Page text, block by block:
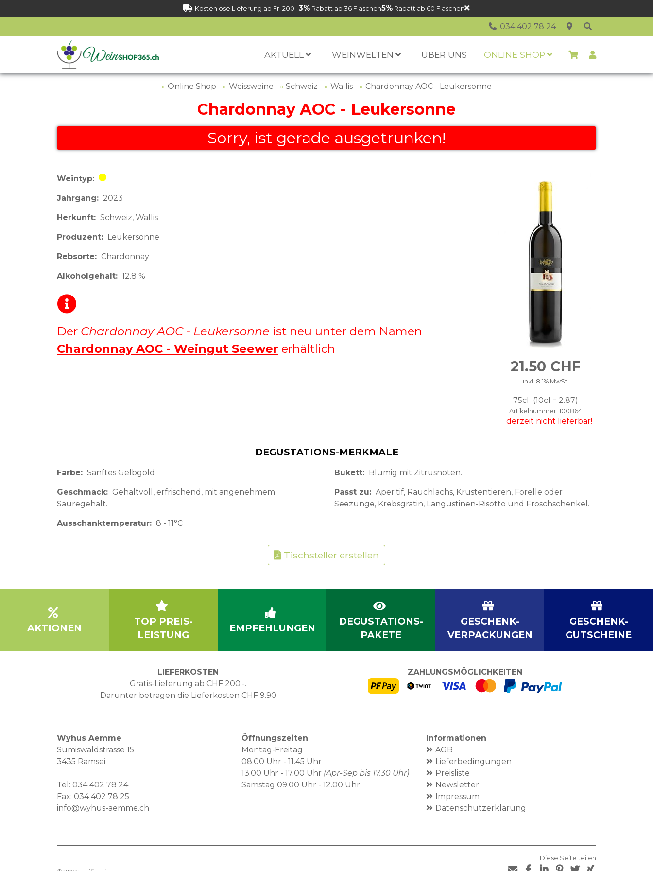
Kostenlose Lieferung ab Fr. 200.-3%Rabatt ab 36 Flaschen5%Rabatt ab 60 Flaschen
034 402 78 24
AKTUELL WEINWELTEN ÜBER UNS ONLINE SHOP
Online Shop Weissweine Schweiz Wallis Chardonnay AOC - Leukersonne
Chardonnay AOC - Leukersonne
21.50 CHF
inkl. 8.1% MwSt.
75cl 10cl = 2.87
Artikelnummer 100864
Weintyp Weisswein
Jahrgang 2023
Herkunft Schweiz Wallis
Produzent Leukersonne
Rebsorte Chardonnay
Alkoholgehalt 12.8 %
Der Chardonnay AOC - Leukersonne ist neu unter dem Namen
Chardonnay AOC - Weingut Seewer erhältlich
DEGUSTATIONS-MERKMALE
Farbe Sanftes Gelbgold Bukett Blumig mit Zitrusnoten.
Geschmack
Gehaltvoll, erfrischend, mit angenehmem
Säuregehalt.
Passt zu
Aperitif, Rauchlachs, Krustentieren, Forelle oder
Seezunge, Krebsgratin, Langustinen-Risotto und Froschschenkel.
Ausschanktemperatur 8 - 11°C
Tischsteller erstellen
AKTIONEN
TOP PREIS-
LEISTUNG
EMPFEHLUNGEN
DEGUSTATIONS-
PAKETE
GESCHENK-
VERPACKUNGEN
GESCHENK-
GUTSCHEINE
LIEFERKOSTEN
Gratis-Lieferung ab CHF 200.-.
Darunter betragen die Lieferkosten CHF 9.90
ZAHLUNGSMÖGLICHKEITEN
Wyhus Aemme
Sumiswaldstrasse 15
3435 Ramsei
Tel: 034 402 78 24
Fax: 034 402 78 25
info@wyhus-aemme.ch
Öffnungszeiten
Montag-Freitag
08.00 Uhr - 11.45 Uhr
13.00 Uhr - 17.00 Uhr (Apr-Sep bis 17.30 Uhr)
Samstag 09.00 Uhr - 12.00 Uhr
Informationen
AGB
Lieferbedingungen
Preisliste
Newsletter
Impressum
Datenschutzerklärung
Diese Seite teilen